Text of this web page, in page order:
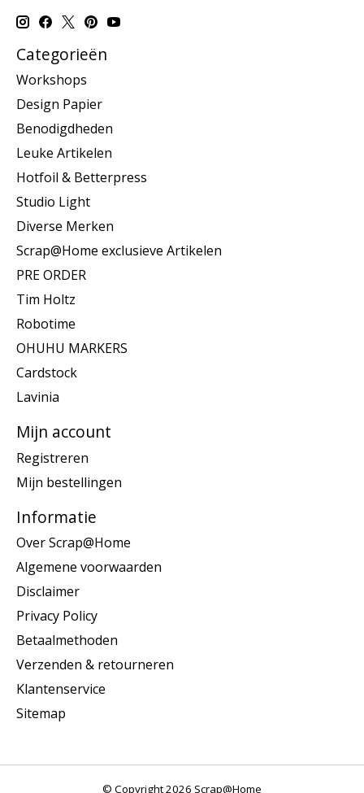
Categorieën
Workshops
Design Papier
Benodigdheden
Leuke Artikelen
Hotfoil & Betterpress
Studio Light
Diverse Merken
Scrap@Home exclusieve Artikelen
PRE ORDER
Tim Holtz
Robotime
OHUHU MARKERS
Cardstock
Lavinia
Mijn account
Registreren
Mijn bestellingen
Informatie
Over Scrap@Home
Algemene voorwaarden
Disclaimer
Privacy Policy
Betaalmethoden
Verzenden & retourneren
Klantenservice
Sitemap
© Copyright 2026 Scrap@Home